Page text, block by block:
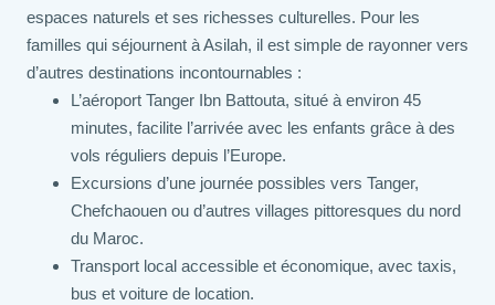
espaces naturels et ses richesses culturelles. Pour les
familles qui séjournent à Asilah, il est simple de rayonner vers
d’autres destinations incontournables :
L’aéroport Tanger Ibn Battouta, situé à environ 45
minutes, facilite l’arrivée avec les enfants grâce à des
vols réguliers depuis l’Europe.
Excursions d’une journée possibles vers Tanger,
Chefchaouen ou d’autres villages pittoresques du nord
du Maroc.
Transport local accessible et économique, avec taxis,
bus et voiture de location.